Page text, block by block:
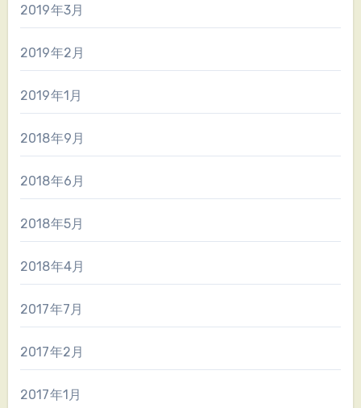
2019年3月
2019年2月
2019年1月
2018年9月
2018年6月
2018年5月
2018年4月
2017年7月
2017年2月
2017年1月